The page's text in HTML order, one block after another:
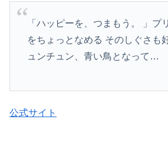
「ハッピーを、つまもう。 」プ
をちょっとなめる そのしぐさも
ュンチュン、青い鳥となって…
公式サイト